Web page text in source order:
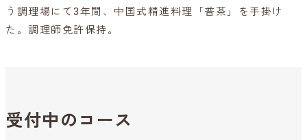
う調理場にて3年間、中国式精進料理「普茶」を手掛け
た。調理師免許保持。
受付中のコース